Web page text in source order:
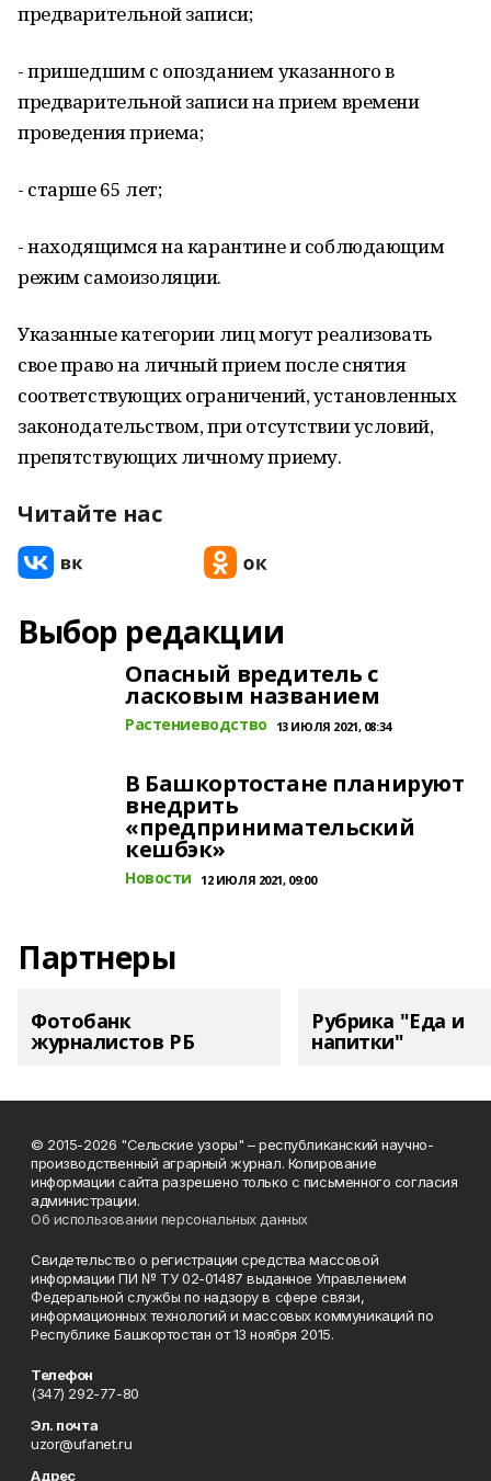
предварительной записи;
- пришедшим с опозданием указанного в
предварительной записи на прием времени
проведения приема;
- старше 65 лет;
- находящимся на карантине и соблюдающим
режим самоизоляции.
Указанные категории лиц могут реализовать
свое право на личный прием после снятия
соответствующих ограничений, установленных
законодательством, при отсутствии условий,
препятствующих личному приему.
Читайте нас
Выбор редакции
Опасный вредитель с
ласковым названием
Растениеводство 13 ИЮЛЯ 2021, 08:34
В Башкортостане планируют
внедрить
«предпринимательский
кешбэк»
Новости 12 ИЮЛЯ 2021, 09:00
Партнеры
Фотобанк
журналистов РБ
Рубрика "Еда и
напитки"
© 2015-2026 "Сельские узоры" – республиканский научно-
производственный аграрный журнал. Копирование
информации сайта разрешено только с письменного согласия
администрации.
Об использовании персональных данных
Свидетельство о регистрации средства массовой
информации ПИ № ТУ 02-01487 выданное Управлением
Федеральной службы по надзору в сфере связи,
информационных технологий и массовых коммуникаций по
Республике Башкортостан от 13 ноября 2015.
Телефон
(347) 292-77-80
Эл. почта
uzor@ufanet.ru
Адрес